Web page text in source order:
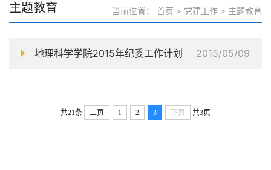
主题教育 当前位置： 首页 > 党建工作 > 主题教育
地理科学学院2015年纪委工作计划 2015/05/09
共21条 上页 1 2 3 下页 共3页